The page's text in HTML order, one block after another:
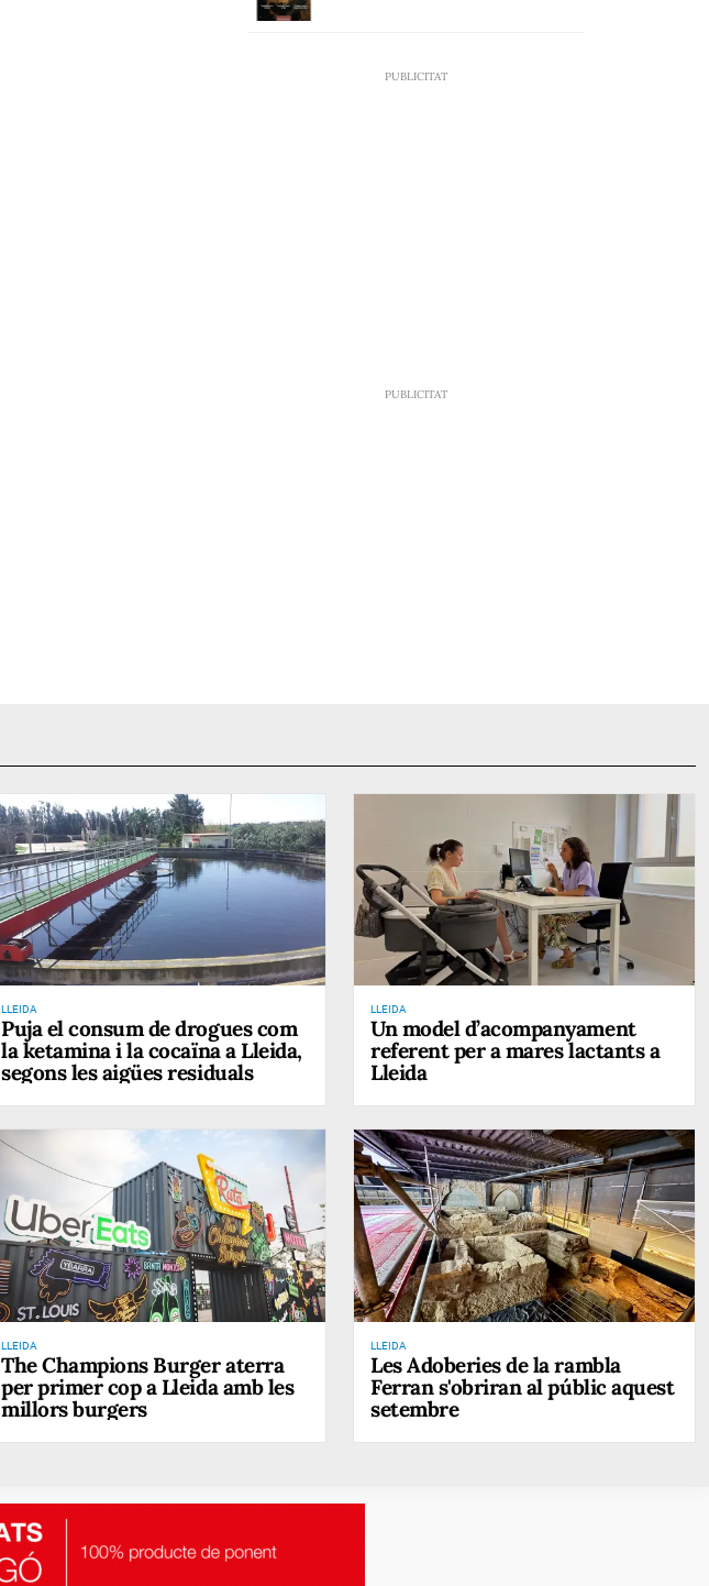
LLEIDA
Puja el consum de drogues com
la ketamina i la cocaïna a Lleida,
segons les aigües residuals
LLEIDA
Un model d’acompanyament
referent per a mares lactants a
Lleida
LLEIDA
The Champions Burger aterra
per primer cop a Lleida amb les
millors burgers
LLEIDA
Les Adoberies de la rambla
Ferran s'obriran al públic aquest
setembre